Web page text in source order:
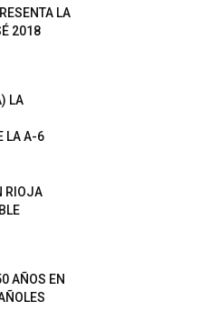
LA
2018
LA
LA A-6
RIOJA
AÑOS EN